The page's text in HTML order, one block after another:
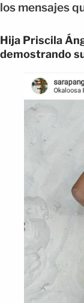
los mensajes
Hija Priscila
demostrando